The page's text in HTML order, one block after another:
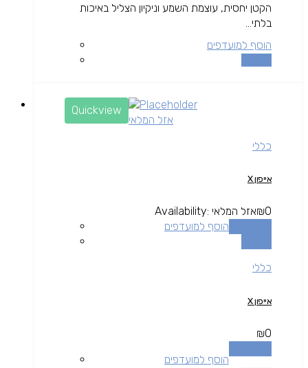
הקטן יחסית, עוצמת השמע וניקיון הצליל באיכות
בלתי...
הוסף למועדפים
Quickview
אזל המלאי
כללי
אייפון X
₪0
Availability: אזל המלאי
הוסף למועדפים
כללי
אייפון X
₪0
הוסף למועדפים